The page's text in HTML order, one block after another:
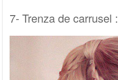
7- Trenza de carrusel :